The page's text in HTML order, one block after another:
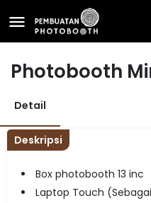
Photobooth
Detail
Deskripsi
Box photobooth 13 inc
Laptop Touch